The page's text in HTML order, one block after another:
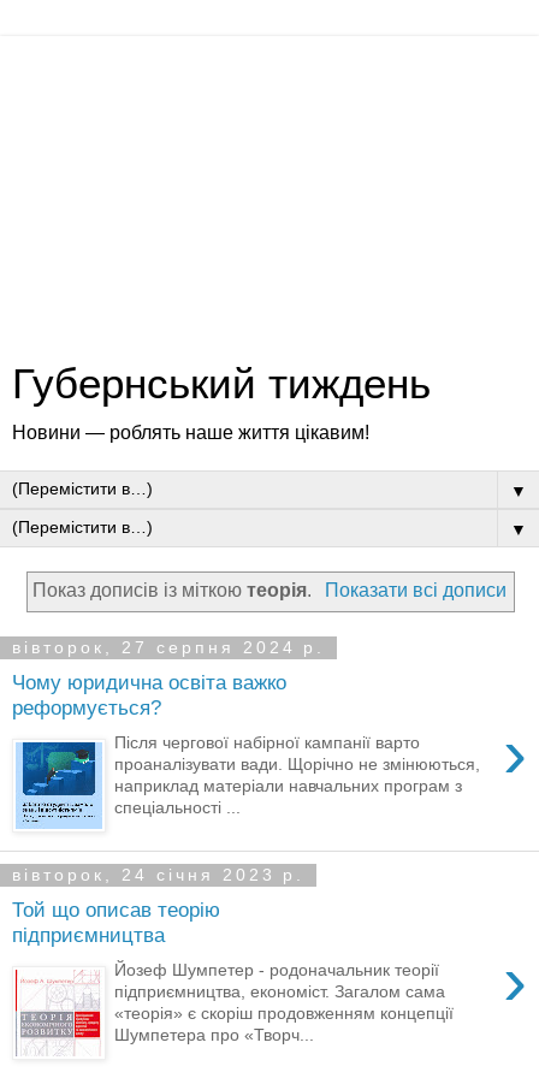
Губернський тиждень
Новини — роблять наше життя цікавим!
▼
▼
Показ дописів із міткоютеорія. Показати всі дописи
вівторок, 27 серпня 2024 р.
Чому юридична освіта важко
реформується?
›
Після чергової набірної кампанії варто
проаналізувати вади. Щорічно не змінюються,
наприклад матеріали навчальних програм з
спеціальності ...
вівторок, 24 січня 2023 р.
Той що описав теорію
підприємництва
›
Йозеф Шумпетер - родоначальник теорії
підприємництва, економіст. Загалом сама
«теорія» є скоріш продовженням концепції
Шумпетера про «Творч...